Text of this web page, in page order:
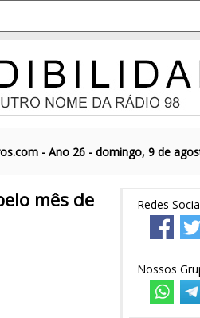
- Ano 26 - domingo, 9 de
Redes
Nossos
mês de